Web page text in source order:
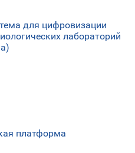
для цифровизации
лабораторий
платформа